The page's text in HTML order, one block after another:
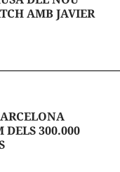
AMB JAVIER
DELS 300.000